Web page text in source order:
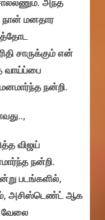
நான் மனதார
சாருக்கும் என்
வாய்ப்பை
நன்றி.
விஜய்
நன்றி.
படங்களில்,
அசிஸ்டெண்ட் ஆக
வேலை